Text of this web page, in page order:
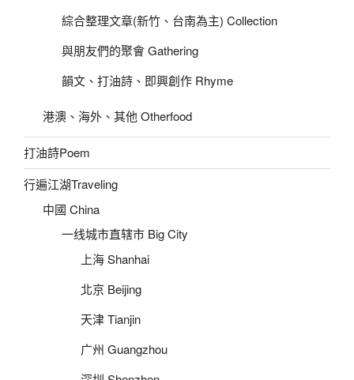
綜合整理文章(新竹、台南為主) Collection
與朋友們的聚會 Gathering
韻文、打油詩、即興創作 Rhyme
港澳、海外、其他 Otherfood
打油詩Poem
行遍江湖Traveling
中國 China
一线城市直辖市 Big City
上海 Shanhai
北京 Beijing
天津 Tianjin
广州 Guangzhou